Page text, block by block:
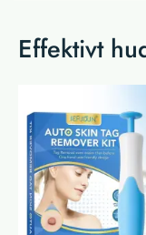
Effektivt